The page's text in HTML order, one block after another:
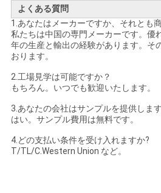
よくある質問
1.あなたはメーカーですか、それとも
私たちは中国の専門メーカーです。優
年の生産と輸出の経験があります。そ
おります。
2.工場見学は可能ですか？
もちろん。いつでも歓迎いたします。
3.あなたの会社はサンプルを提供しま
はい。サンプル費用は無料です。
4.どの支払い条件を受け入れますか?
T/TL/C.Western Union など。